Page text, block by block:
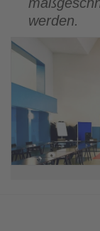
werden.